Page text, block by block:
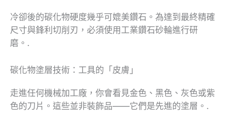
冷卻後的碳化物硬度幾乎可媲美鑽石。為達到最終精確
尺寸與鋒利切削刃，必須使用工業鑽石砂輪進行研
磨。.
碳化物塗層技術：工具的「皮膚」
走進任何機械加工廠，你會看見金色、黑色、灰色或紫
色的刀片。這些並非裝飾品——它們是先進的塗層。.